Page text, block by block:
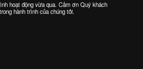
hoạt động vừa qua. Cảm ơn Quý khách
hành trình của chúng tôi.